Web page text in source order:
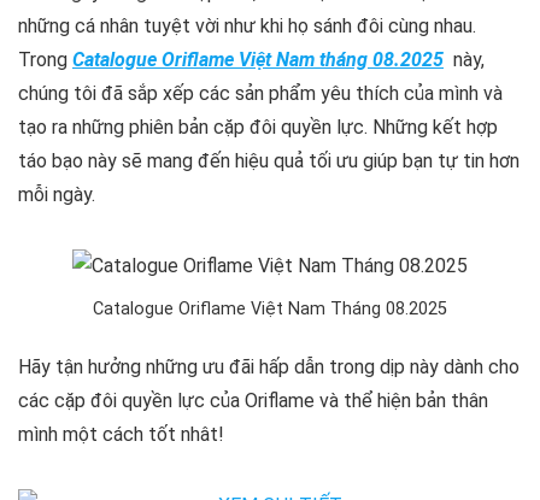
những cá nhân tuyệt vời như khi họ sánh đôi cùng nhau.
Trong Catalogue Oriflame Việt Nam tháng 08.2025 này,
chúng tôi đã sắp xếp các sản phẩm yêu thích của mình và
tạo ra những phiên bản cặp đôi quyền lực. Những kết hợp
táo bạo này sẽ mang đến hiệu quả tối ưu giúp bạn tự tin hơn
mỗi ngày.
Catalogue Oriflame Việt Nam Tháng 08.2025
Hãy tận hưởng những ưu đãi hấp dẫn trong dịp này dành cho
các cặp đôi quyền lực của Oriflame và thể hiện bản thân
mình một cách tốt nhât!